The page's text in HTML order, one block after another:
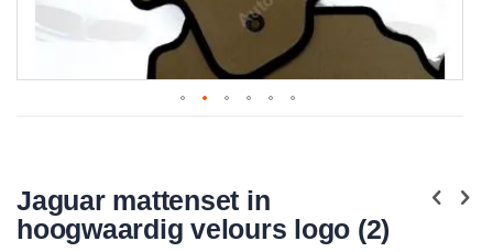
of
the
images
Jaguar mattenset in
hoogwaardig velours logo (2)